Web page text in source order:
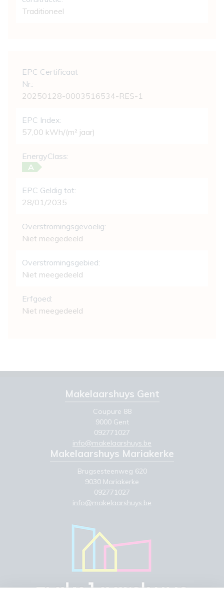
Traditioneel
EPC Certificaat
Nr.:
20250128-0003516534-RES-1
EPC Index:
57,00 kWh/(m² jaar)
EnergyClass:
A
EPC Geldig tot:
28/01/2035
Overstromingsgevoelig:
Niet meegedeeld
Overstromingsgebied:
Niet meegedeeld
Erfgoed:
Niet meegedeeld
Makelaarshuys Gent
Coupure 88
9000 Gent
092771027
info@makelaarshuys.be
Makelaarshuys Mariakerke
Brugsesteenweg 620
9030 Mariakerke
092771027
info@makelaarshuys.be